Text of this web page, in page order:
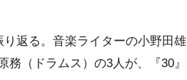
返る。音楽ライターの小野田雄
（ドラムス）の3人が、『30』